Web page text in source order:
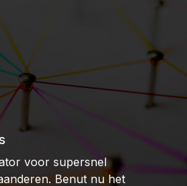
voor supersnel
Benut nu het